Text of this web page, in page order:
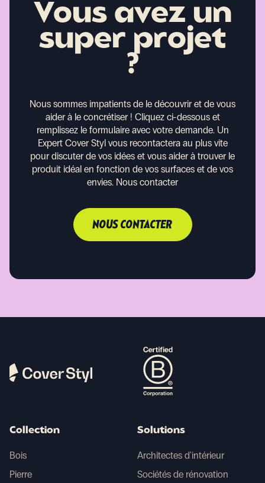
Vous avez un
super projet
?
Nous sommes impatients de le découvrir et de vous
aider à le concrétiser ! Cliquez ci-dessous et
remplissez le formulaire avec votre demande. Un
Expert Cover Styl vous recontactera au plus vite
pour discuter de vos idées et vous aider à trouver le
produit idéal en fonction de vos surfaces et de vos
envies. Nous contacter
NOUS CONTACTER
Collection
Bois
Pierre
Solutions
Architectes d'intérieur
Sociétés de rénovation